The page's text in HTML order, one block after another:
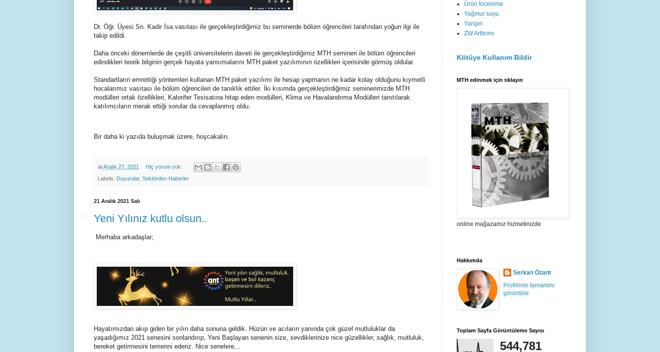
Dr. Öğr. Üyesi Sn. Kadir İsa vasıtası ile gerçekleştirdiğimiz bu seminerde bölüm öğrencileri tarafından yoğun ilgi ile
takip edildi.
Daha önceki dönemlerde de çeşitli üniversitelerin daveti ile gerçekleştirdiğimiz MTH semineri ile bölüm öğrencileri
edindikleri teorik bilginin gerçek hayata yansımalarını MTH paket yazılımının özellikleri içerisinde görmüş oldular.
Standartların emrettiği yöntemleri kullanan MTH paket yazılımı ile hesap yapmanın ne kadar kolay olduğunu kıymetli
hocalarımız vasıtası ile bölüm öğrencileri de tanıklık ettiler. İki kısımda gerçekleştirdiğimiz seminerimizde MTH
modülleri ortak özellikleri, Kalorifer Tesisatına hitap eden modülleri, Klima ve Havalandırma Modülleri tanıtılarak
katılımcıların merak ettiği sorular da cevaplanmış oldu.
Bir daha ki yazıda buluşmak üzere, hoşcakalın.
atAralık 27, 2021 Hiç yorum yok:
Labels: Duyurular, Sektörden Haberler
21 Aralık 2021 Salı
Yeni Yılınız kutlu olsun..
Merhaba arkadaşlar;
Hayatımızdan akıp giden bir yılın daha sonuna geldik. Hüzün ve acıların yanında çok güzel mutluluklar da
yaşadığımız 2021 senesini sonlandırıp, Yeni Başlayan senenin size, sevdiklerinize nice güzellikler, sağlık, mutluluk,
bereket getirmesini temenni ederiz. Nice senelere...
Ürün İnceleme
Yağmur suyu
Yangın
ZW Arttırımı
Kötüye Kullanım Bildir
MTH edinmek için tıklayın
online mağazamız hizmetinizde
Hakkımda
Serkan Özant
Profilimin tamamını
görüntüle
Toplam Sayfa Görüntüleme Sayısı
544,781